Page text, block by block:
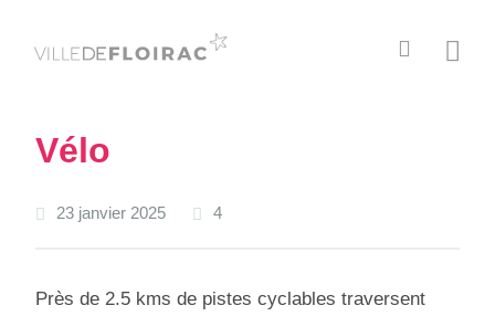
Vélo
23 janvier 2025 4
Près de 2.5 kms de pistes cyclables traversent